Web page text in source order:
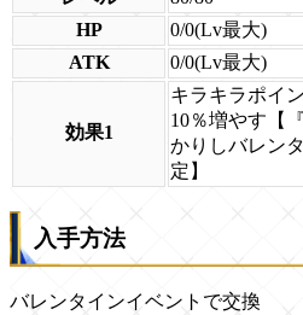
HP
0/0(Lv最大)
ATK
0/0(Lv最大)
効果1
キラキラポイ
10％増やす【
かりしバレン
定】
入手方法
バレンタインイベントで交換